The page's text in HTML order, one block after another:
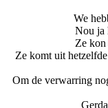
We
Nou ja
Ze kon
Ze komt uit
Om de verwarring